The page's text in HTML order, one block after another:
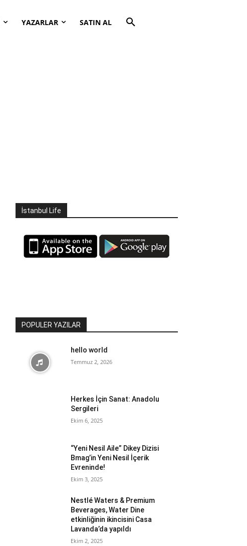
YAZARLAR SATIN AL
İstanbul Life
POPULER YAZILAR
hello world
Temmuz 2, 2026
Herkes İçin Sanat: Anadolu
Sergileri
Ekim 6, 2025
“Yeni Nesil Aile” Dikey Dizisi
Bmag’in Yeni Nesil İçerik
Evreninde!
Ekim 3, 2025
Nestlé Waters & Premium
Beverages, Water Dine
etkinliğinin ikincisini Casa
Lavanda’da yapıldı
Ekim 2, 2025